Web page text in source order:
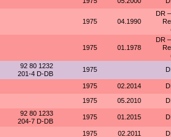
1975 04.1990
DR
1975 01.1978
DR
92 80 1232
201-4 D-DB
1975
1975 02.2014
1975 05.2010
92 80 1233
204-7 D-DB
1975 01.2015
1975 02.2011